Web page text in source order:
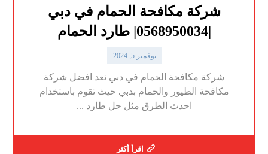
شركة مكافحة الحمام في دبي
|0568950034| طارد الحمام
نوفمبر 5, 2024
شركة مكافحة الحمام في دبي نعد افضل شركة
مكافحة الطيور والحمام بدبي حيث تقوم باستخدام
احدث الطرق مثل جل طارد ...
اقرأ أكثر